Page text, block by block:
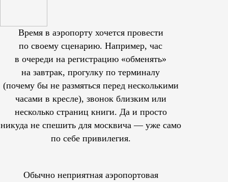
Время в аэропорту хочется провести
по своему сценарию. Например, час
в очереди на регистрацию «обменять»
на завтрак, прогулку по терминалу
(почему бы не размяться перед несколькими
часами в кресле), звонок близким или
несколько страниц книги. Да и просто
никуда не спешить для москвича — уже само
по себе привилегия.
Обычно неприятная аэропортовая